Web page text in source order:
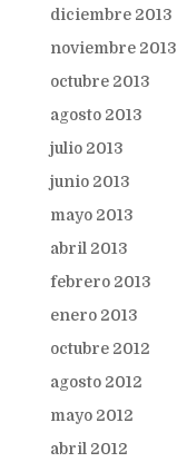
diciembre 2013
noviembre 2013
octubre 2013
agosto 2013
julio 2013
junio 2013
mayo 2013
abril 2013
febrero 2013
enero 2013
octubre 2012
agosto 2012
mayo 2012
abril 2012